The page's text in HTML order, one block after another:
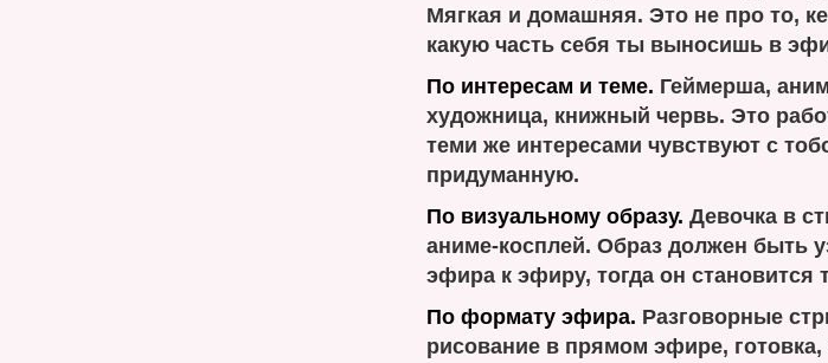
Мягкая и домашняя. Это не про то,
какую часть себя ты выносишь в
По интересам и теме. Геймерша,
художница, книжный червь. Это
теми же интересами чувствуют с
придуманную.
По визуальному образу. Девочка в
аниме-косплей. Образ должен быть
эфира к эфиру, тогда он становится
По формату эфира. Разговорные
рисование в прямом эфире,